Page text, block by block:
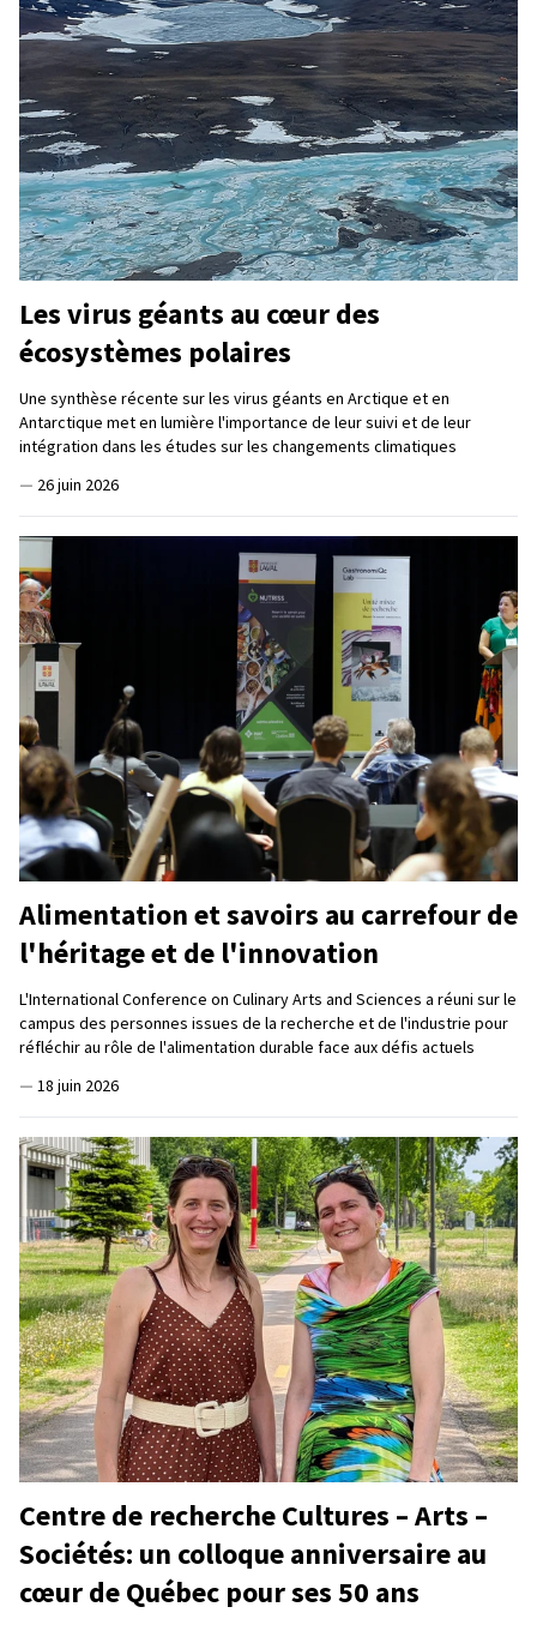
Les virus géants au cœur des
écosystèmes polaires
Une synthèse récente sur les virus géants en Arctique et en
Antarctique met en lumière l'importance de leur suivi et de leur
intégration dans les études sur les changements climatiques
— 26 juin 2026
Alimentation et savoirs au carrefour de
l'héritage et de l'innovation
L'International Conference on Culinary Arts and Sciences a réuni sur le
campus des personnes issues de la recherche et de l'industrie pour
réfléchir au rôle de l'alimentation durable face aux défis actuels
— 18 juin 2026
Centre de recherche Cultures – Arts –
Sociétés: un colloque anniversaire au
cœur de Québec pour ses 50 ans